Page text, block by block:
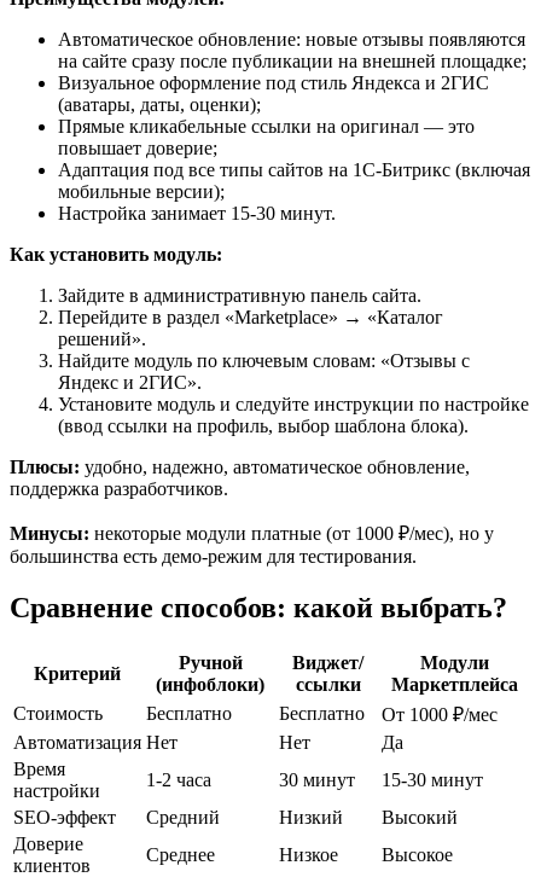
Автоматическое обновление: новые отзывы появляются
на сайте сразу после публикации на внешней площадке;
Визуальное оформление под стиль Яндекса и 2ГИС
(аватары, даты, оценки);
Прямые кликабельные ссылки на оригинал — это
повышает доверие;
Адаптация под все типы сайтов на 1С-Битрикс (включая
мобильные версии);
Настройка занимает 15-30 минут.
Как установить модуль:
Зайдите в административную панель сайта.
Перейдите в раздел «Marketplace» → «Каталог
решений».
Найдите модуль по ключевым словам: «Отзывы с
Яндекс и 2ГИС».
Установите модуль и следуйте инструкции по настройке
(ввод ссылки на профиль, выбор шаблона блока).
Плюсы: удобно, надежно, автоматическое обновление,
поддержка разработчиков.
Минусы: некоторые модули платные (от 1000 ₽/мес), но у
большинства есть демо-режим для тестирования.
Сравнение способов: какой выбрать?
Критерий
Ручной
(инфоблоки)
Виджет/
ссылки
Модули
Маркетплейса
Стоимость
Бесплатно Бесплатно
От 1000 ₽/мес
Автоматизация Нет Нет
Да
Время
настройки
1-2 часа 30 минут
15-30 минут
SEO-эффект
Средний Низкий
Высокий
Доверие
клиентов
Среднее Низкое Высокое